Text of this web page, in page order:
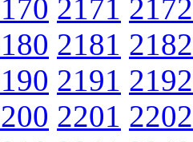
2171 2172
2181 2182
2191 2192
2201 2202